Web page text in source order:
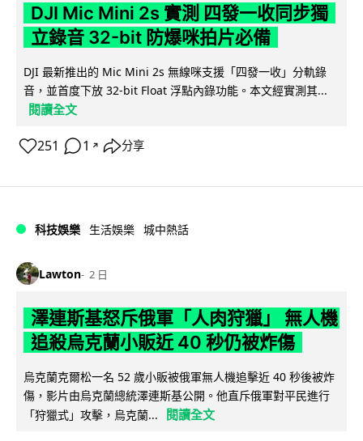
DJI Mic Mini 2s 實測 四發一收同步獨
立錄音 32-bit 防爆咪拍片必備
DJI 最新推出的 Mic Mini 2s 無線咪支援「四發一收」分軌錄
音，並首度下放 32-bit Float 浮點內錄功能。本文經實測其...
閱讀全文
251 1 ↗ 分享
科技娛樂 生活娛樂 城中熱話
Lawton 2 日
澤連斯基怒斥俄軍「人肉狩獵」 無人機
追殺烏克蘭小販近 40 秒仍被炸傷
烏克蘭克爾松一名 52 歲小販被俄軍無人機追擊近 40 秒後被炸
傷，影片由烏克蘭總統澤連斯基公開。他直斥俄軍對平民進行
「狩獵式」攻擊，烏克蘭...
閱讀全文